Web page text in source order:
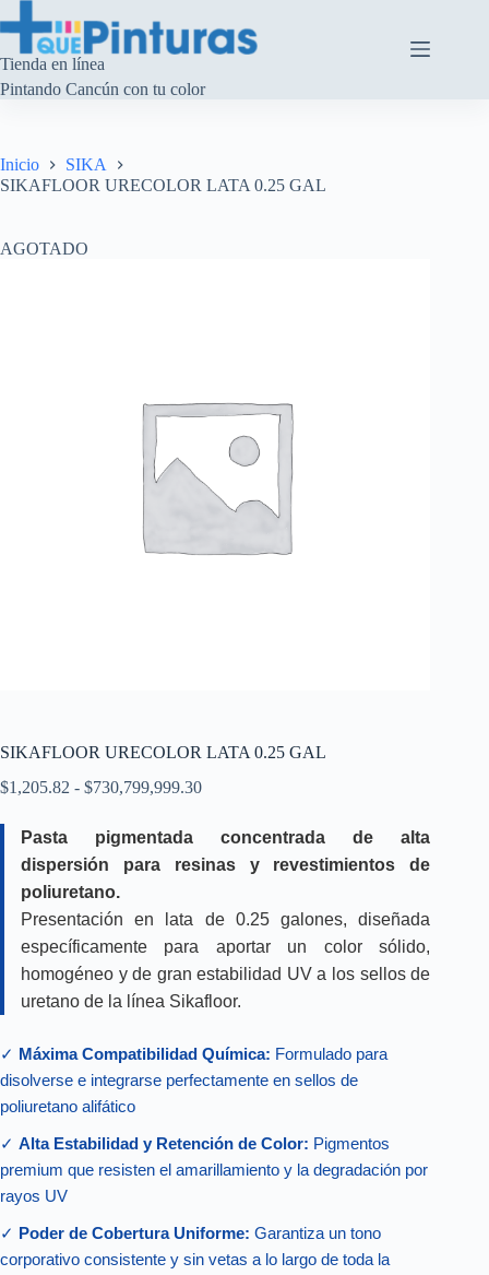
al
contenido
Tienda en línea
Pintando Cancún con tu color
Inicio
SIKA
SIKAFLOOR URECOLOR LATA 0.25 GAL
AGOTADO
SIKAFLOOR URECOLOR LATA 0.25 GAL
$1,205.82 - $730,799,999.30Rango
desde
$1,205.82
Pasta pigmentada concentrada de alta
dispersión para resinas y revestimientos de
poliuretano.
Presentación en lata de 0.25 galones, diseñada
específicamente para aportar un color sólido,
homogéneo y de gran estabilidad UV a los sellos de
uretano de la línea Sikafloor.
✓ Máxima Compatibilidad Química: Formulado para
disolverse e integrarse perfectamente en sellos de
poliuretano alifático
✓ Alta Estabilidad y Retención de Color: Pigmentos
premium que resisten el amarillamiento y la degradación por
rayos UV
✓ Poder de Cobertura Uniforme: Garantiza un tono
corporativo consistente y sin vetas a lo largo de toda la